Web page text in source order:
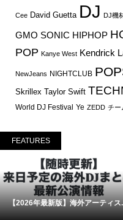
Cee David Guetta DJ DJ機
GMO SONIC HIPHOP
POP Kanye West Kendrick
NewJeans NIGHTCLUB
Skrillex Taylor Swift
World DJ Festival Ye ZEDD チー
FEATURES
【2026年最新版】海外アーティス